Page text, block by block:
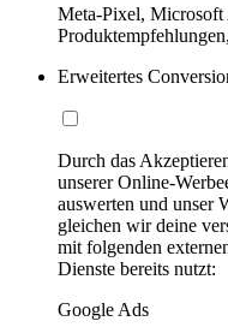
Meta-Pixel,
Erweitertes
Durch das
unserer Online-
auswerten und unser
gleichen wir deine
mit folgenden
Dienste bereits nutzt:
Google Ads